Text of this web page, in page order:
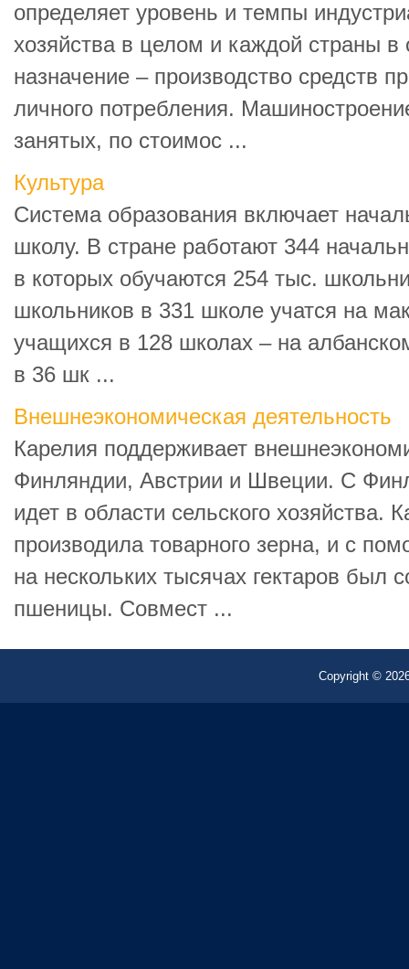
определяет уровень и темпы
хозяйства в целом и каждой страны в
назначение – производство средств
личного потребления.
занятых, по стоимос ...
Культура
Система образования включает
школу. В стране работают 344
в которых обучаются 254 тыс.
школьников в 331 школе учатся на
учащихся в 128 школах – на
в 36 шк ...
Внешнеэкономическая деятельность
Карелия поддерживает
Финляндии, Австрии и Швеции. С
идет в области сельского хозяйства.
производила товарного зерна, и с
на нескольких тысячах гектаров был
пшеницы. Совмест ...
Copyright ©